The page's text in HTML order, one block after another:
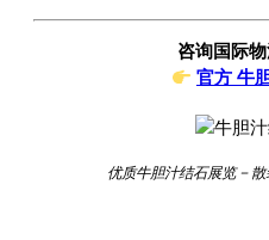
咨询国际
官方 牛
优质牛胆汁结石展览 –